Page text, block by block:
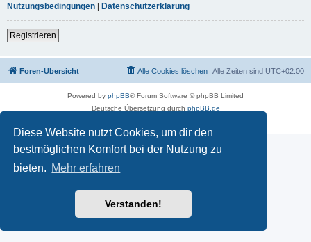
Diese Website nutzt Cookies, um dir den
bestmöglichen Komfort bei der Nutzung zu
bieten. Mehr erfahren
Verstanden!
Nutzungsbedingungen | Datenschutzerklärung
Registrieren
Foren-Übersicht Alle Zeiten sind UTC+02:00
Alle Cookies löschen
Powered by phpBB® Forum Software © phpBB Limited
Deutsche Übersetzung durch phpBB.de